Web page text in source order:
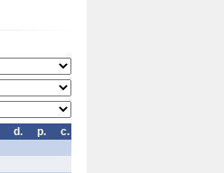
d. p.
c.